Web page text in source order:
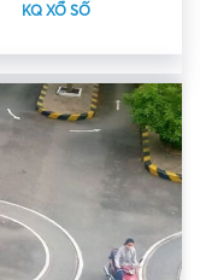
KQ XỔ SỐ